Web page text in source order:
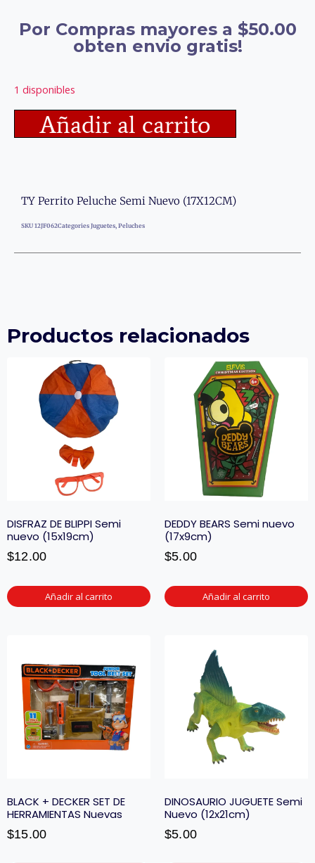
Por Compras mayores a $50.00
obten envio gratis!
1 disponibles
Añadir al carrito
TY Perrito Peluche Semi Nuevo (17X12CM)
SKU 12JF062Categories Juguetes, Peluches
Productos relacionados
DISFRAZ DE BLIPPI Semi
nuevo (15x19cm)
$12.00
Añadir al carrito
DEDDY BEARS Semi nuevo
(17x9cm)
$5.00
Añadir al carrito
BLACK + DECKER SET DE
HERRAMIENTAS Nuevas
$15.00
DINOSAURIO JUGUETE Semi
Nuevo (12x21cm)
$5.00